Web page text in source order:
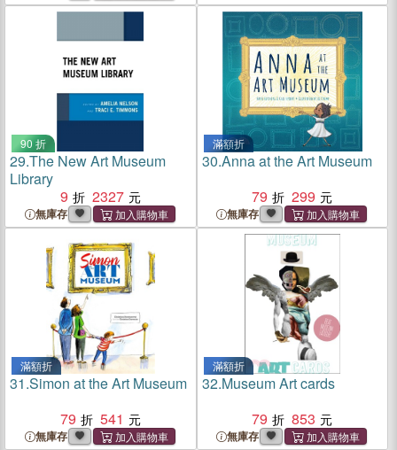
90 折
29.The New Art Museum
Library
9
2327
無庫存
滿額折
30.Anna at the Art Museum
79
299
無庫存
滿額折
31.Simon at the Art Museum
79
541
無庫存
滿額折
32.Museum Art cards
79
853
無庫存